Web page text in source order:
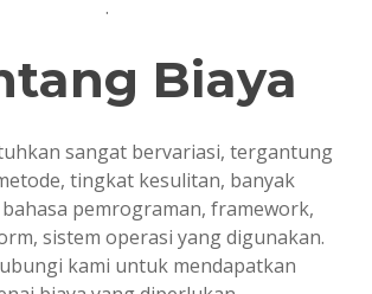
.
Biaya
sangat bervariasi, tergantung
tingkat kesulitan, banyak
pemrograman, framework,
sistem operasi yang digunakan.
kami untuk mendapatkan